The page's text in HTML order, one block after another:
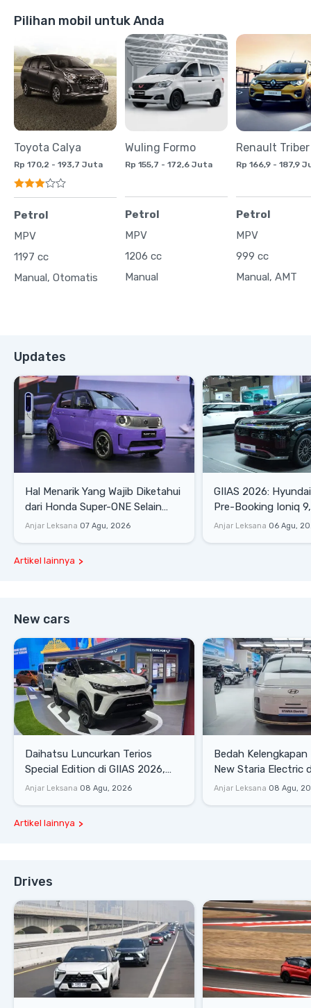
Pilihan mobil untuk Anda
Toyota Calya
Rp 170,2 - 193,7 Juta
Petrol
MPV
1197 cc
Manual, Otomatis
Wuling Formo
Rp 155,7 - 172,6 Juta
Petrol
MPV
1206 cc
Manual
Renault Triber
Rp 166,9 - 187,9
Petrol
MPV
999 cc
Manual, AMT
Updates
Hal Menarik Yang Wajib Diketahui
dari Honda Super-ONE Selain
Harga
Anjar Leksana 07 Agu, 2026
GIIAS 2026:
Pre-Booking Ioniq
Rp1,49 Miliar
Anjar Leksana 06 Agu,
Artikel lainnya
New cars
Daihatsu Luncurkan Terios
Special Edition di GIIAS 2026,
Stok Terbatas
Anjar Leksana 08 Agu, 2026
Bedah
New Staria Electric
yang Dikenalkan di
Anjar Leksana 08 Agu,
Artikel lainnya
Drives